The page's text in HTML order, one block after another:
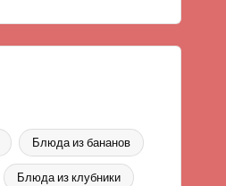
Блюда из бананов
Блюда из клубники